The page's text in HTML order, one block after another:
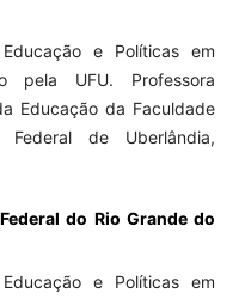
e Políticas em
pela UFU. Professora
Educação da Faculdade
de Uberlândia,
do Rio Grande do
e Políticas em